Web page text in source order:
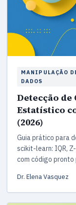
MANIPULAÇÃO
DADOS
Detecção
Estatístico
(2026)
Guia prático para
scikit-learn: IQR,
com código pronto
Dr. Elena Vasquez